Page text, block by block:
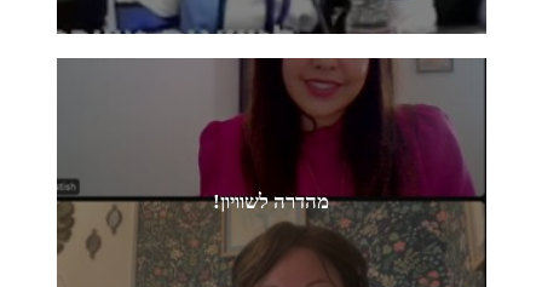
מהדרה לשוויון!